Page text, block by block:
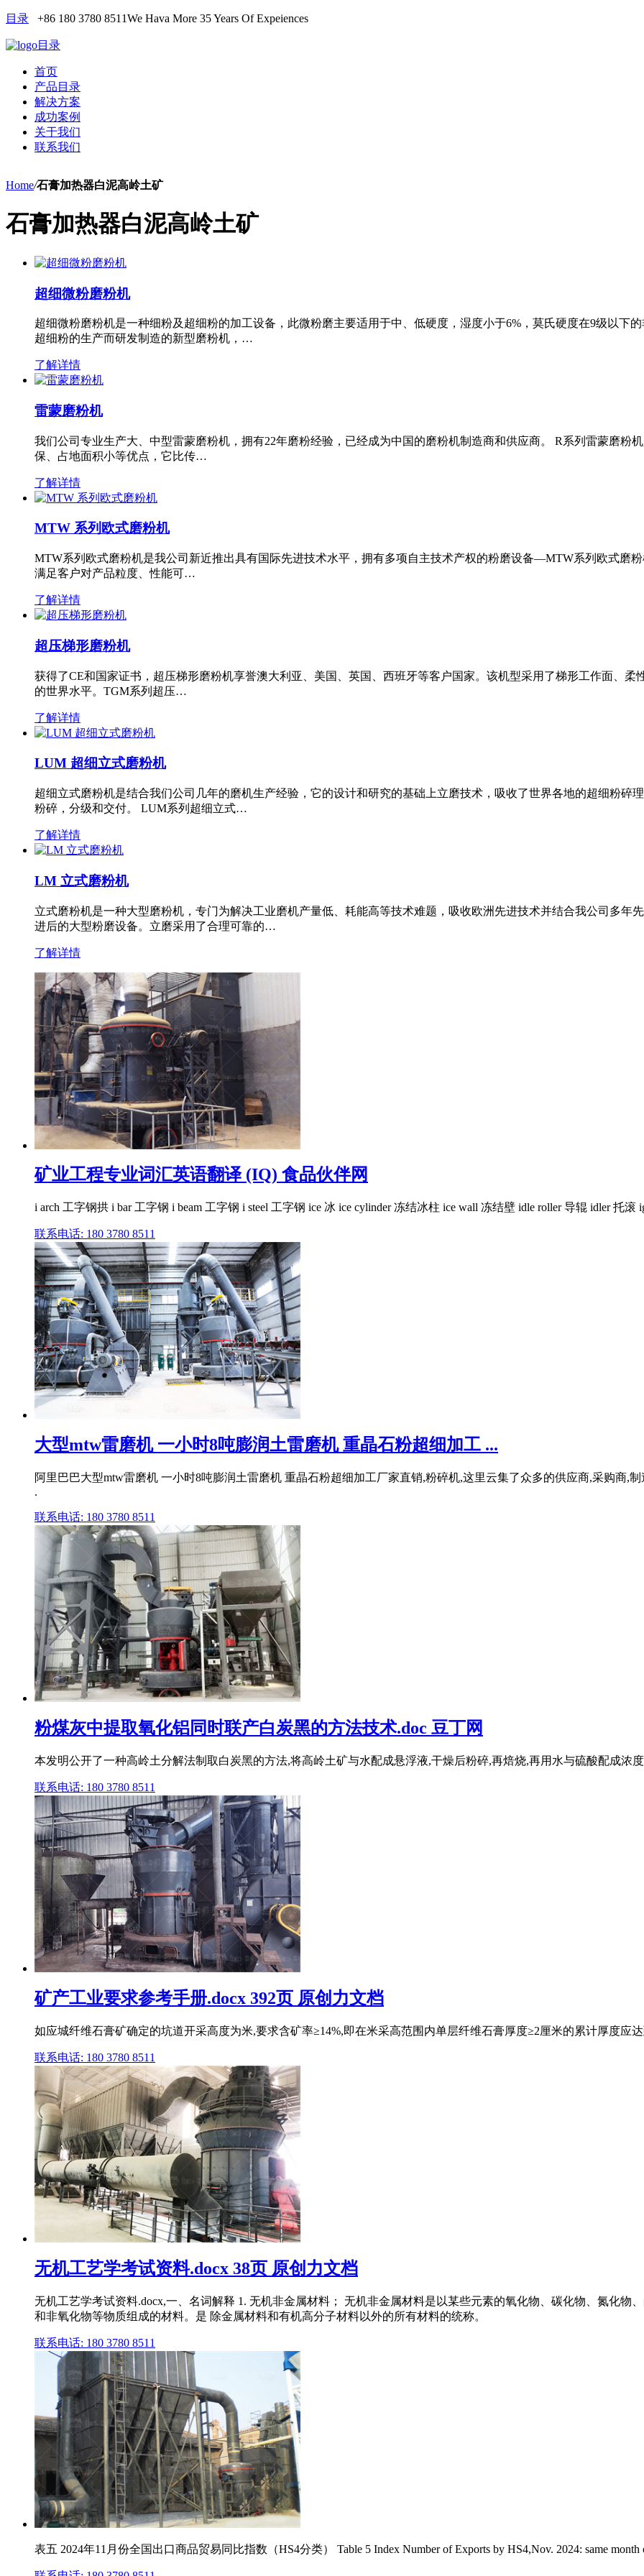
目录 +86 180 3780 8511We Hava More 35 Years Of Expeiences
目录
首页
产品目录
解决方案
成功案例
关于我们
联系我们
Home/石膏加热器白泥高岭土矿
石膏加热器白泥高岭土矿
超细微粉磨粉机
超细微粉磨粉机是一种细粉及超细粉的加工设备，此微粉磨主要适用于中、低硬度，湿度小于6%，莫氏硬度在9级以下
超细粉的生产而研发制造的新型磨粉机，…
了解详情
雷蒙磨粉机
我们公司专业生产大、中型雷蒙磨粉机，拥有22年磨粉经验，已经成为中国的磨粉机制造商和供应商。 R系列雷蒙磨粉
保、占地面积小等优点，它比传…
了解详情
MTW 系列欧式磨粉机
MTW系列欧式磨粉机是我公司新近推出具有国际先进技术水平，拥有多项自主技术产权的粉磨设备—MTW系列欧式磨
满足客户对产品粒度、性能可…
了解详情
超压梯形磨粉机
获得了CE和国家证书，超压梯形磨粉机享誉澳大利亚、美国、英国、西班牙等客户国家。该机型采用了梯形工作面、
的世界水平。TGM系列超压…
了解详情
LUM 超细立式磨粉机
超细立式磨粉机是结合我们公司几年的磨机生产经验，它的设计和研究的基础上立磨技术，吸收了世界各地的超细粉碎
粉碎，分级和交付。 LUM系列超细立式…
了解详情
LM 立式磨粉机
立式磨粉机是一种大型磨粉机，专门为解决工业磨机产量低、耗能高等技术难题，吸收欧洲先进技术并结合我公司多年
进后的大型粉磨设备。立磨采用了合理可靠的…
了解详情
矿业工程专业词汇英语翻译 (IQ) 食品伙伴网
i arch 工字钢拱 i bar 工字钢 i beam 工字钢 i steel 工字钢 ice 冰 ice cylinder 冻结冰柱 ice wall 冻结壁 idle roller 导辊 idler 托滚
联系电话: 180 3780 8511
大型mtw雷磨机 一小时8吨膨润土雷磨机 重晶石粉超细加工 ...
阿里巴巴大型mtw雷磨机 一小时8吨膨润土雷磨机 重晶石粉超细加工厂家直销,粉碎机,这里云集了众多的供应商,采购商,
.
联系电话: 180 3780 8511
粉煤灰中提取氧化铝同时联产白炭黑的方法技术.doc 豆丁网
本发明公开了一种高岭土分解法制取白炭黑的方法,将高岭土矿与水配成悬浮液,干燥后粉碎,再焙烧,再用水与硫酸配成浓
联系电话: 180 3780 8511
矿产工业要求参考手册.docx 392页 原创力文档
如应城纤维石膏矿确定的坑道开采高度为米,要求含矿率≥14%,即在米采高范围内单层纤维石膏厚度≥2厘米的累计厚度应达
联系电话: 180 3780 8511
无机工艺学考试资料.docx 38页 原创力文档
无机工艺学考试资料.docx,一、名词解释 1. 无机非金属材料； 无机非金属材料是以某些元素的氧化物、碳化物、氮化物
和非氧化物等物质组成的材料。是 除金属材料和有机高分子材料以外的所有材料的统称。
联系电话: 180 3780 8511
表五 2024年11月份全国出口商品贸易同比指数（HS4分类） Table 5 Index Number of Exports by HS4,Nov. 2024: same month